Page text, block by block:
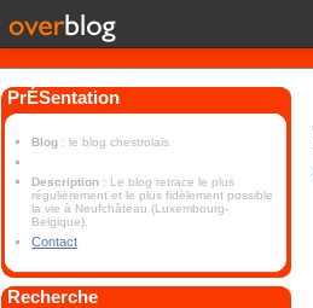
PrÉSentation
Blog : le blog chestrolais
Description : Le blog retrace le plus
régulièrement et le plus fidèlement possible
la vie à Neufchâteau (Luxembourg-
Belgique).
Contact
Recherche